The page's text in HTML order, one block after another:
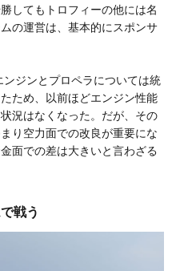
してもトロフィーの他には名
の運営は、基本的にスポンサ
ジンとプロペラについては統
ため、以前ほどエンジン性能
況はなくなった。だが、その
り空力面での改良が重要にな
面での差は大きいと言わざる
戦う